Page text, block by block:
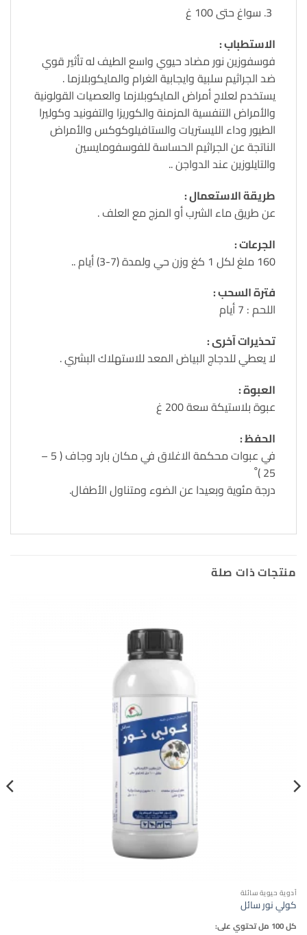
سواغ حتى 100 غ
الاستطباب :
فوسفوزين نور مضاد حيوي واسع الطيف له تأثير قوي
ضد الجراثيم سلبية وايجابية الغرام والمايكوبلازما .
يستخدم لعلاج أمراض المايكوبلازما والعصيات القولونية
والأمراض التنفسية المزمنة والكوريزا والتفونيد وكوليرا
الطيور وداء الليستريات والستافيلوكوكس والأمراض
الناتجة عن الجراثيم الحساسة للفوسفومايسين
والتايلوزين عند الدواجن ..
طريقة الاستعمال :
عن طريق ماء الشرب أو المزج مع العلف .
الجرعات :
160 ملغ لكل 1 كغ وزن حي ولمدة (7-3) أيام ..
فترة السحب :
اللحم : 7 أيام
تحذيرات آخرى :
لا يعطي للدجاج البياض المعد للاستهلاك البشري .
العبوة :
عبوة بلاستيكة سعة 200 غ
الحفظ :
في عبوات محكمة الاغلاق في مكان بارد وجاف ( 5 –
25 ) ْ
درجة مئوية وبعيدا عن الضوء ومتناول الأطفال.
منتجات ذات صلة
أدوية حيوية سائلة
كولي نور سائل
كل 100 مل تحتوي على: